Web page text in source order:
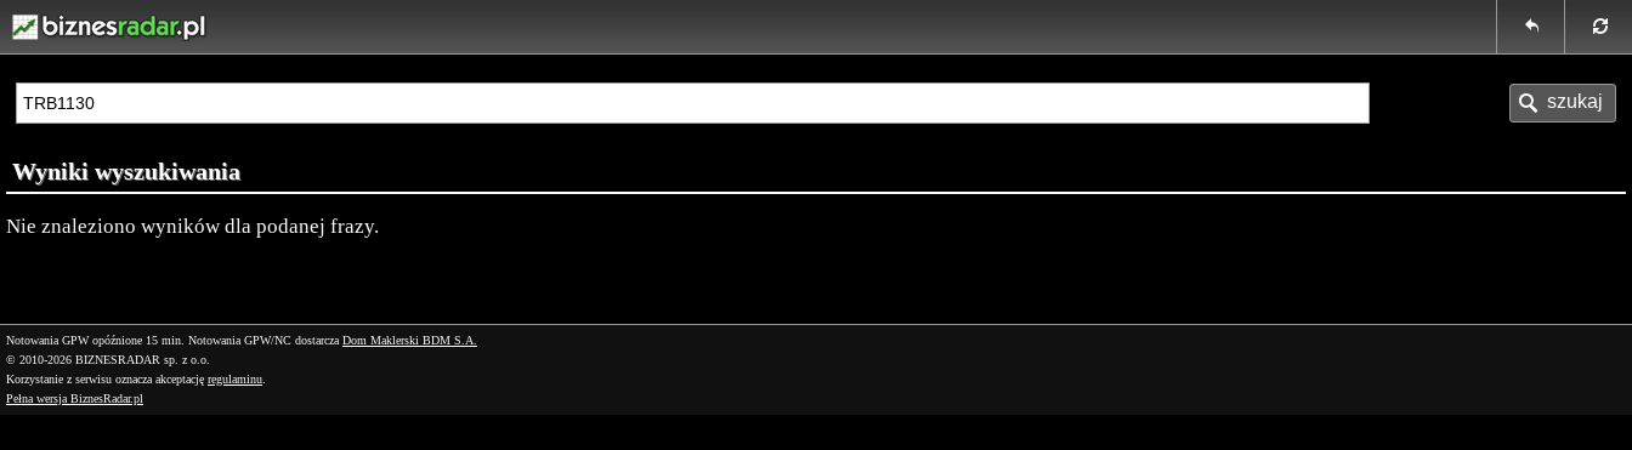
Wyniki wyszukiwania
Nie znaleziono wyników dla podanej frazy.
Notowania GPW opóźnione 15 min. Notowania GPW/NC dostarcza Dom Maklerski BDM S.A.
© 2010-2026 BIZNESRADAR sp. z o.o.
Korzystanie z serwisu oznacza akceptację regulaminu
Pełna wersja BiznesRadar.pl